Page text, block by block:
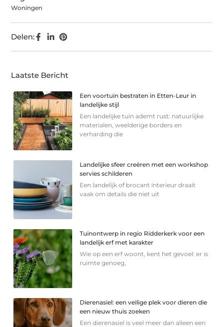
Woningen
Delen:
Laatste Bericht
Een voortuin bestraten in Etten-Leur in
landelijke stijl
Een landelijke tuin ademt rust: natuurlijke
materialen, weelderige borders en
verharding die
Landelijke sfeer creëren met een workshop
servies schilderen
Een landelijk of brocant interieur draait
vaak om details die niet uit
Tuinontwerp in regio Ridderkerk voor een
landelijk erf met karakter
Wie op een erf woont, kent het gevoel: er is
ruimte genoeg,
Dierenasiel: een veilige plek voor dieren die
een nieuw thuis zoeken
Een dierenasiel is veel meer dan alleen een